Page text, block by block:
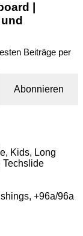
|
Beiträge per
Abonnieren
Kids, Long
Techslide
+96a/96a